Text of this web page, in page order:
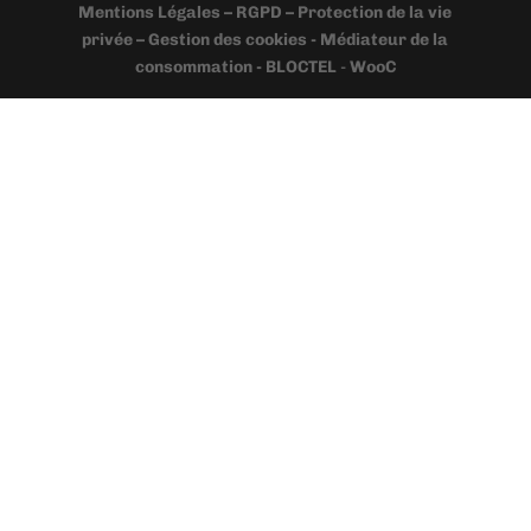
Mentions Légales – RGPD – Protection de la vie
privée – Gestion des cookies - Médiateur de la
consommation - BLOCTEL -WooC